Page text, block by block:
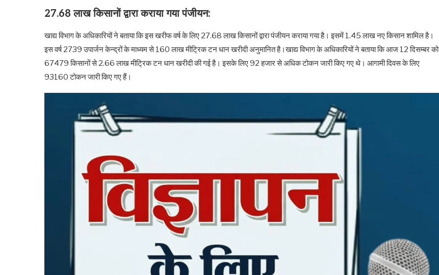
27.68 लाख किसानों द्वारा कराया गया पंजीयन:
खाद्य विभाग के अधिकारियों ने बताया कि इस खरीफ वर्ष के लिए 27.68 लाख किसानों द्वारा पंजीयन कराया गया है। इसमें 1.45 लाख नए किसान शामिल है।
इस वर्ष 2739 उपार्जन केन्द्रों के माध्यम से 160 लाख मीट्रिक टन धान खरीदी अनुमानित है।खाद्य विभाग के अधिकारियों ने बताया कि आज 12 दिसम्बर को
67479 किसानों से 2.66 लाख मीट्रिक टन धान खरीदी की गई है। इसके लिए 92 हजार से अधिक टोकन जारी किए गए थे। आगामी दिवस के लिए
93160 टोकन जारी किए गए हैं।